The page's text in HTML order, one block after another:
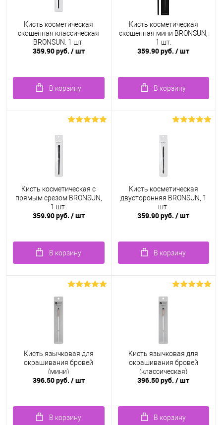
Кисть косметическая
скошенная классическая
BRONSUN, 1 шт.
359.90 руб. / шт
В корзину
Кисть косметическая
скошенная мини BRONSUN,
1 шт.
359.90 руб./ шт
В корзину
Кисть косметическая с
прямым срезом BRONSUN,
1 шт.
359.90 руб. / шт
В корзину
Кисть косметическая
двусторонняя BRONSUN, 1
шт.
359.90 руб./ шт
В корзину
Кисть язычковая для
окрашивания бровей
(мини)
396.50 руб. / шт
В корзину
Кисть язычковая для
окрашивания бровей
(классическая)
396.50 руб./ шт
В корзину